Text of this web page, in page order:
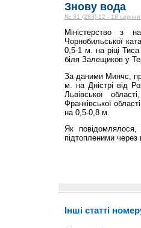
Знову вода
№ 31 (283) 12 - 18 серпня
Міністерство з
Чорнобильської
0,5-1 м. на ріці Тиса
біля Залещиков у
За даними Минчс,
м. на Дністрі від
Львівської
Франківської
на 0,5-0,8 м.
Як
підтопленими через
Інші статті